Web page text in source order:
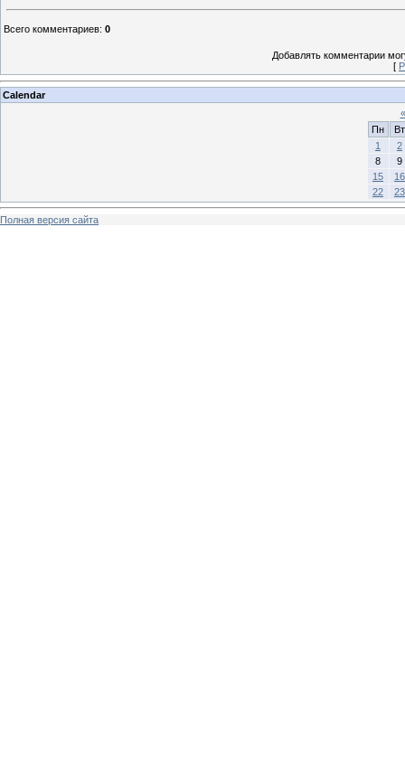
Всего комментариев: 0
Добавлять комментарии
[
Calendar
«
Пн
Вт
1
2
8
9
15
16
22
23
Полная версия сайта